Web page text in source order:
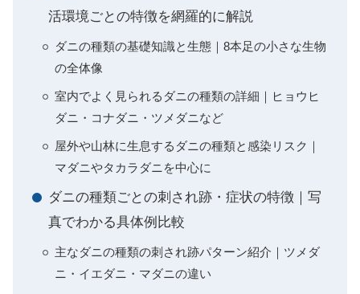
活環境ごとの特徴を網羅的に解説
ダニの種類の基礎知識と生態｜8本足の小さな生物
の全体像
室内でよく見られるダニの種類の詳細｜ヒョウヒ
ダニ・コナダニ・ツメダニなど
屋外や山林に生息するダニの種類と感染リスク｜
マダニやタカラダニを中心に
ダニの種類ごとの刺され跡・症状の特徴｜写
真でわかる具体例比較
主なダニの種類の刺され跡パターン紹介｜ツメダ
ニ・イエダニ・マダニの違い